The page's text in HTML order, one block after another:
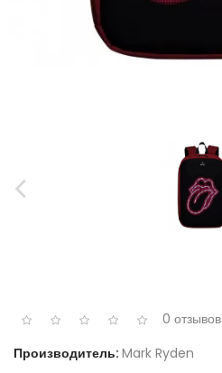
0 отзывов
Производитель: Mark Ryden